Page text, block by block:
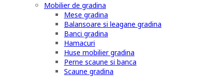
Mobilier de gradina
Mese gradina
Balansoare si leagane gradina
Banci gradina
Hamacuri
Huse mobilier gradina
Perne scaune si banca
Scaune gradina